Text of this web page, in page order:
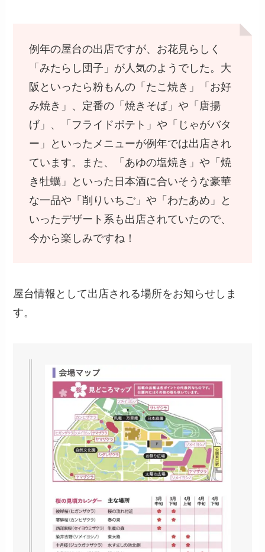
例年の屋台の出店ですが、お花見らしく
「みたらし団子」が人気のようでした。大
阪といったら粉もんの「たこ焼き」「お好
み焼き」、定番の「焼きそば」や「唐揚
げ」、「フライドポテト」や「じゃがバタ
ー」といったメニューが例年では出店され
ています。また、「あゆの塩焼き」や「焼
き牡蠣」といった日本酒に合いそうな豪華
な一品や「削りいちご」や「わたあめ」と
いったデザート系も出店されていたので、
今から楽しみですね！
屋台情報として出店される場所をお知らせしま
す。